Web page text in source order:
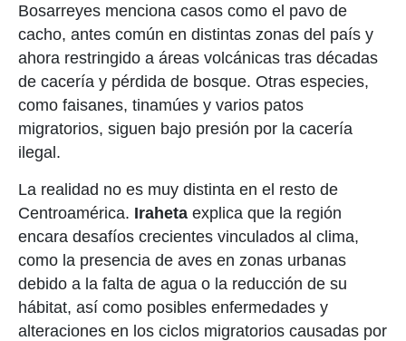
Bosarreyes menciona casos como el pavo de
cacho, antes común en distintas zonas del país y
ahora restringido a áreas volcánicas tras décadas
de cacería y pérdida de bosque. Otras especies,
como faisanes, tinamúes y varios patos
migratorios, siguen bajo presión por la cacería
ilegal.
La realidad no es muy distinta en el resto de
Centroamérica. Iraheta explica que la región
encara desafíos crecientes vinculados al clima,
como la presencia de aves en zonas urbanas
debido a la falta de agua o la reducción de su
hábitat, así como posibles enfermedades y
alteraciones en los ciclos migratorios causadas por